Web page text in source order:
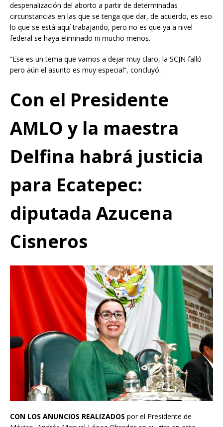
despenalización del aborto a partir de determinadas
circunstancias en las que se tenga que dar, de acuerdo, es eso
lo que se está aquí trabajando, pero no es que ya a nivel
federal se haya eliminado ni mucho menos.
“Ese es un tema que vamos a dejar muy claro, la SCJN falló
pero aún el asunto es muy especial”, concluyó.
Con el Presidente
AMLO y la maestra
Delfina habrá justicia
para Ecatepec:
diputada Azucena
Cisneros
CON LOS ANUNCIOS REALIZADOS por el Presidente de